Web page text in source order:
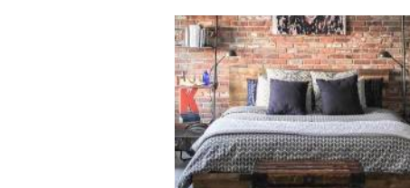
Также одним из их достоинств
металлическую кровать недорого.
Однако это не все преимущества в
МЕТАЛЛИЧЕСКИЕ
Металлические кровати, купить
дизайном, что позволяет сделать